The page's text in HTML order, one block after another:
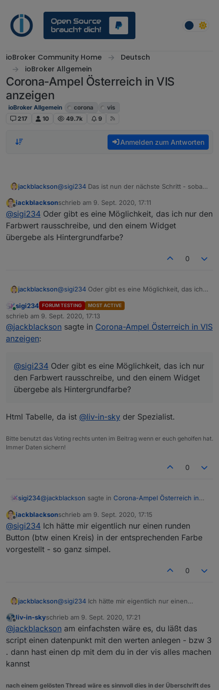
ioBroker Community Home
Deutsch
ioBroker Allgemein
Corona-Ampel Österreich in VIS
anzeigen
ioBroker Allgemein corona
vis
217
10 49.7k 9
Anmelden zum Antworten
jackblackson@sigi234 Das ist nun der nächste Schritt - sobald
das ich je nach Stufe ein Html mit einem Farbwert
erzeuge, und diesen dann in der VIS anzeige -
also ein Kreis in der entsprechenden Farbe.
Offline
jackblacksonschrieb am 9. Sept. 2020, 17:11
zuletzt editiert von
@sigi234 Oder gibt es eine Möglichkeit, das ich nur den
Farbwert rausschreibe, und den einem Widget
übergebe als Hintergrundfarbe?
0
jackblackson@sigi234 Oder gibt es eine Möglichkeit, das ich
Widget übergebe als Hintergrundfarbe?
Online
sigi234 FORUM TESTING MOST ACTIVE
schrieb am 9. Sept. 2020, 17:13
zuletzt editiert von
@jackblackson sagte in Corona-Ampel Österreich in VIS
anzeigen:
@sigi234 Oder gibt es eine Möglichkeit, das ich nur
den Farbwert rausschreibe, und den einem Widget
übergebe als Hintergrundfarbe?
Html Tabelle, da ist @liv-in-sky der Spezialist.
Bitte benutzt das Voting rechts unten im Beitrag wenn er euch geholfen hat.
Immer Daten sichern!
0
sigi234@jackblackson sagte in Corona-Ampel Österreich in
@ sigi234 Oder gibt es eine Möglichkeit, das ich
nur den Farbwert rausschreibe, und den einem
Widget übergebe als Hintergrundfarbe?
Html Tabelle, da ist@ liv-in-skyder Spezialist.
Offline
jackblacksonschrieb am 9. Sept. 2020, 17:15
zuletzt editiert von
@sigi234 Ich hätte mir eigentlich nur einen runden
Button (btw einen Kreis) in der entsprechenden Farbe
vorgestellt - so ganz simpel.
0
jackblackson@sigi234 Ich hätte mir eigentlich nur einen
entsprechenden Farbe vorgestellt - so ganz
simpel.
Offline
liv-in-skyschrieb am 9. Sept. 2020, 17:21
zuletzt editiert von
@jackblackson am einfachsten wäre es, du läßt das
script einen datenpunkt mit den werten anlegen - bzw 3
. dann hast einen dp mit dem du in der vis alles machen
kannst
nach einem gelösten Thread wäre es sinnvoll dies in der Überschrift des